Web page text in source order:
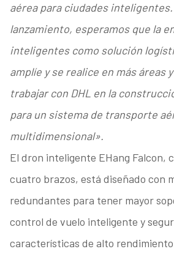
aérea para ciudades
lanzamiento, esperamos que la
inteligentes como solución
amplíe y se realice en más áreas
trabajar con DHL en la
para un sistema de transporte
multidimensional».
El dron inteligente EHang Falcon,
cuatro brazos, está diseñado con
redundantes para tener mayor
control de vuelo inteligente y
características de alto